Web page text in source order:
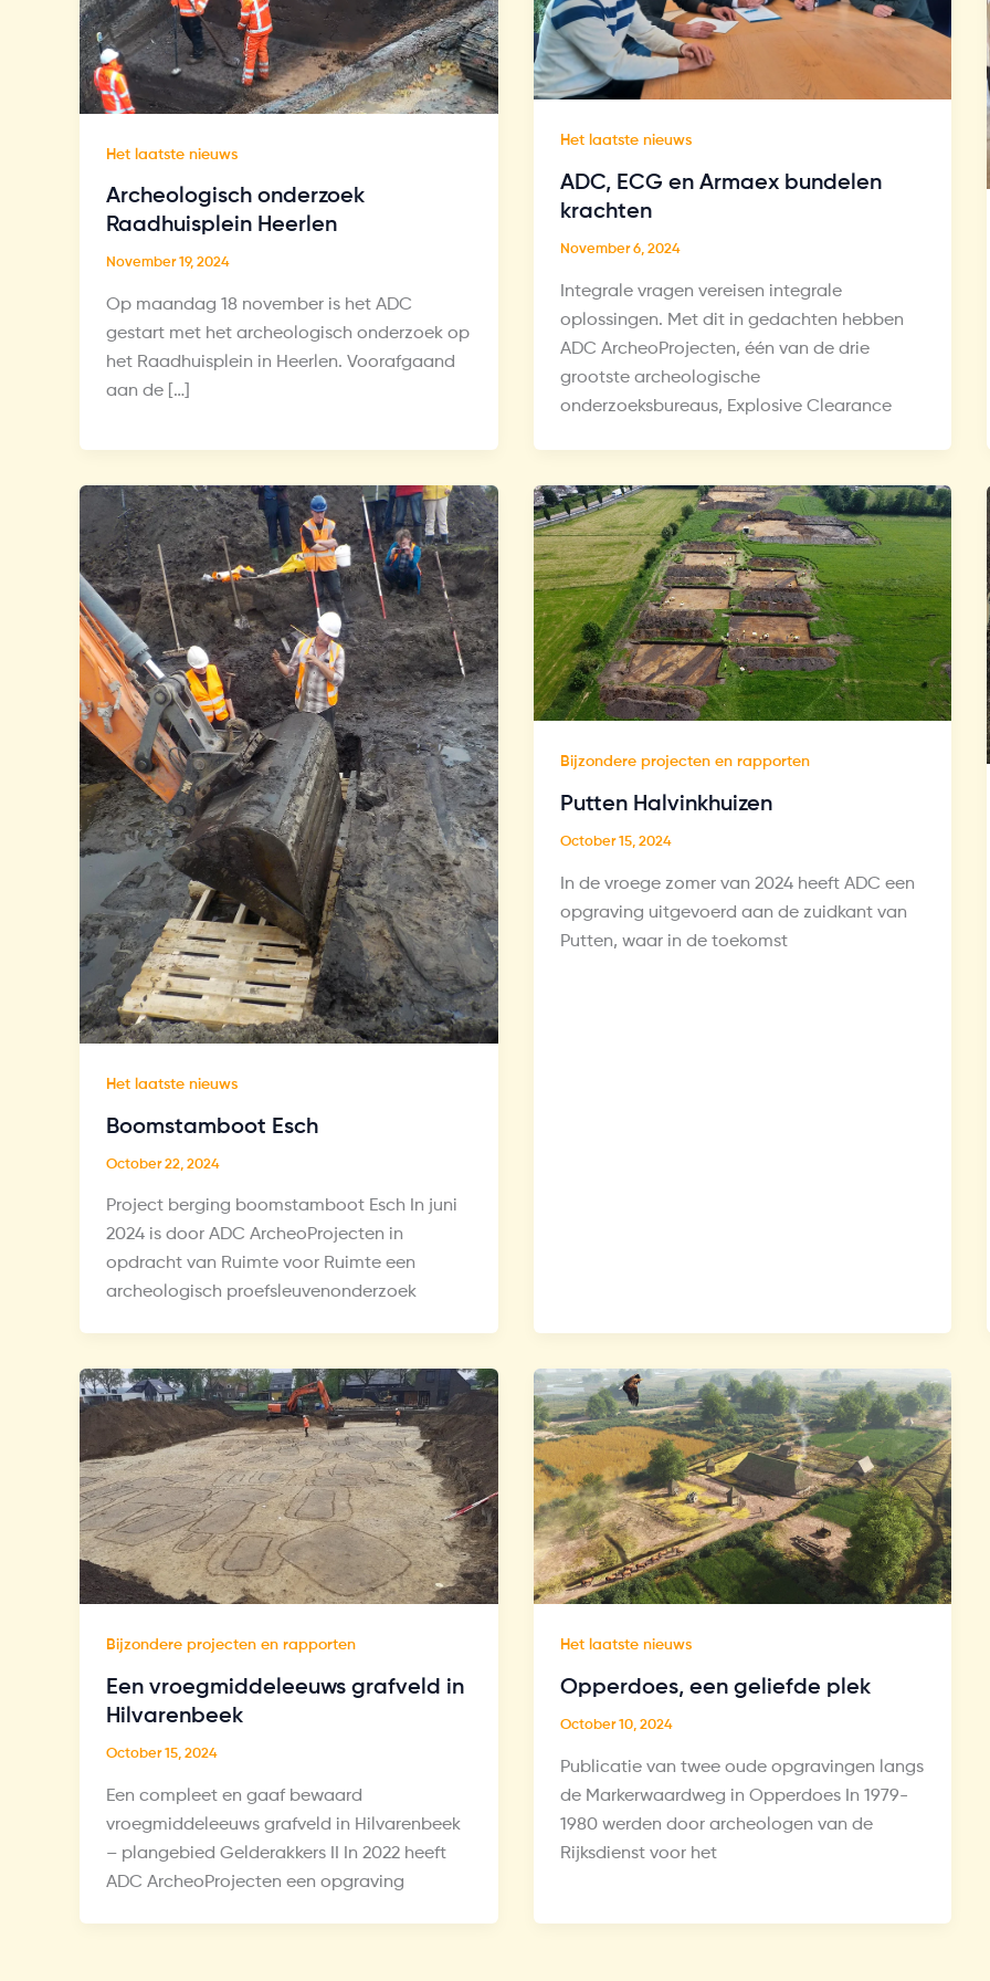
Het laatste nieuws
Archeologisch onderzoek
Raadhuisplein Heerlen
November 19, 2024
Op maandag 18 november is het ADC
gestart met het archeologisch onderzoek op
het Raadhuisplein in Heerlen. Voorafgaand
aan de […]
Het laatste nieuws
ADC, ECG en Armaex bundelen
krachten
November 6, 2024
Integrale vragen vereisen integrale
oplossingen. Met dit in gedachten hebben
ADC ArcheoProjecten, één van de drie
grootste archeologische
onderzoeksbureaus, Explosive Clearance
Het laatste nieuws
Boomstamboot Esch
October 22, 2024
Project berging boomstamboot Esch In juni
2024 is door ADC ArcheoProjecten in
opdracht van Ruimte voor Ruimte een
archeologisch proefsleuvenonderzoek
Bijzondere projecten en rapporten
Putten Halvinkhuizen
October 15, 2024
In de vroege zomer van 2024 heeft ADC een
opgraving uitgevoerd aan de zuidkant van
Putten, waar in de toekomst
Bijzondere projecten en rapporten
Een vroegmiddeleeuws grafveld in
Hilvarenbeek
October 15, 2024
Een compleet en gaaf bewaard
vroegmiddeleeuws grafveld in Hilvarenbeek
– plangebied Gelderakkers II In 2022 heeft
ADC ArcheoProjecten een opgraving
Het laatste nieuws
Opperdoes, een geliefde plek
October 10, 2024
Publicatie van twee oude opgravingen langs
de Markerwaardweg in Opperdoes In 1979-
1980 werden door archeologen van de
Rijksdienst voor het